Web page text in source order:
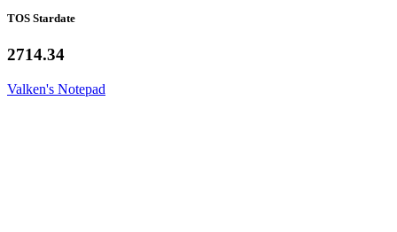
TOS Stardate
2714.34
Valken's Notepad